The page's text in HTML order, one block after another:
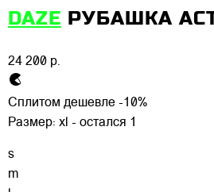
DAZE РУБАШКА
24 200 р.
Сплитом дешевле -10%
Размер: xl - остался 1
s
m